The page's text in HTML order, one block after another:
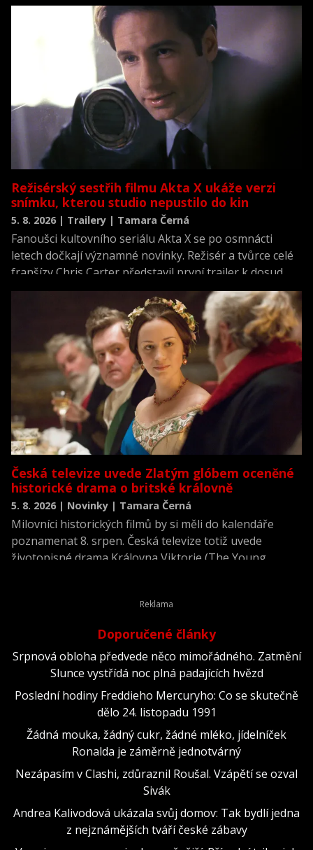
novodobých dějin.
Režisérský sestřih filmu Akta X ukáže verzi
snímku, kterou studio nepustilo do kin
5. 8. 2026 | Trailery | Tamara Černá
Fanoušci kultovního seriálu Akta X se po osmnácti
letech dočkají významné novinky. Režisér a tvůrce celé
franšízy Chris Carter představil první trailer k dosud
neviděné režisérské verzi filmu Akta X: Chci uvěřit.
Česká televize uvede Zlatým glóbem oceněné
historické drama o britské královně
5. 8. 2026 | Novinky | Tamara Černá
Milovníci historických filmů by si měli do kalendáře
poznamenat 8. srpen. Česká televize totiž uvede
životopisné drama Královna Viktorie (The Young
Doporučené články
Srpnová obloha předvede něco mimořádného. Zatmění
Slunce vystřídá noc plná padajících hvězd
Poslední hodiny Freddieho Mercuryho: Co se skutečně
dělo 24. listopadu 1991
Žádná mouka, žádný cukr, žádné mléko, jídelníček
Ronalda je záměrně jednotvárný
Nezápasím v Clashi, zdůraznil Roušal. Vzápětí se ozval
Sivák
Andrea Kalivodová ukázala svůj domov: Tak bydlí jedna
z nejznámějších tváří české zábavy